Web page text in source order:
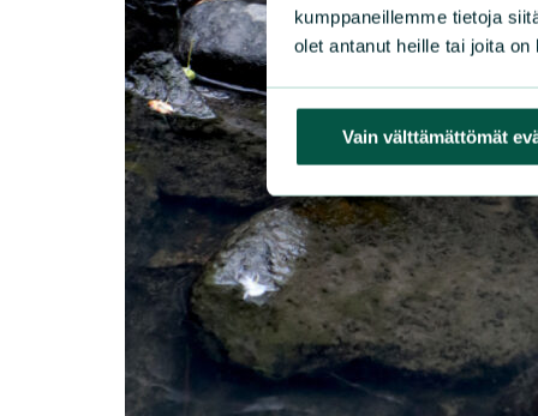
kumppaneillemme tietoja
olet antanut heille tai joita
Vain välttämättömät